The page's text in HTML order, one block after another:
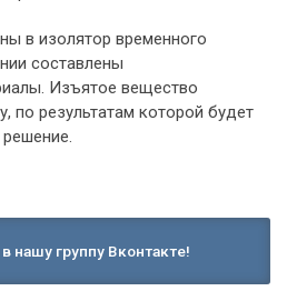
в изолятор временного
составлены
Изъятое вещество
по результатам которой будет
нашу группу Вконтакте!